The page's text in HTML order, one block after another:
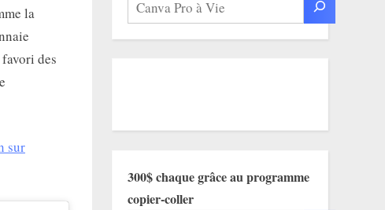
la
des
sur
300$ chaque grâce au programme
copier-coller